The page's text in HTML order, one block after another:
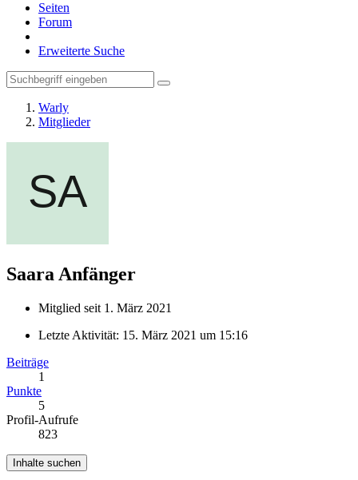
Seiten
Forum
Erweiterte Suche
Warly
Mitglieder
Saara Anfänger
Mitglied seit 1. März 2021
Letzte Aktivität: 15. März 2021 um 15:16
Beiträge
1
Punkte
5
Profil-Aufrufe
823
Inhalte suchen